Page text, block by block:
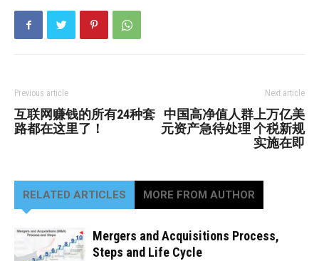
Previous article
互联网赚钱的所有24种套
路都在这里了！
Next article
中国高净值人群上万亿美
元资产急待处理 个税新规
实施在即
RELATED ARTICLES MORE FROM AUTHOR
Mergers and Acquisitions Process,
Steps and Life Cycle